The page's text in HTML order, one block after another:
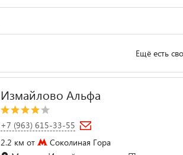
Ещё есть
Измайлово Альфа
+7 (963) 615-33-55
2.2 км от
Соколиная Гора